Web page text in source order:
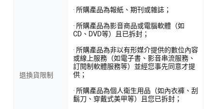
退換貨限制
· 所購產品為報紙、期刊或雜誌；
· 所購產品為影音商品或電腦軟體（如
CD、DVD等）且已拆封；
· 所購產品為非以有形媒介提供的數位內容
或線上服務（如電子書、影音串流服務、
訂閱制軟體服務等）並經您事先同意才提
供；
· 所購產品為個人衛生用品（如內衣褲、刮
鬍刀、穿戴式美甲等）且您已拆封；